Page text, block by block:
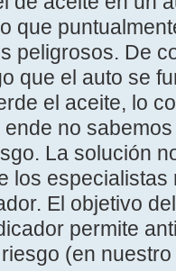
que
peligrosos. De
que el auto se
el aceite, lo
no
La solución
los
El objetivo
permite
(en